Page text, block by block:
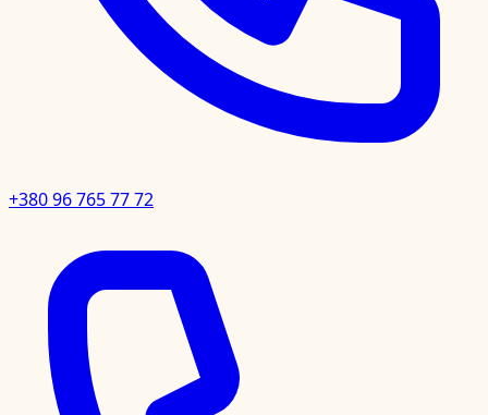
+380 96 765 77 72